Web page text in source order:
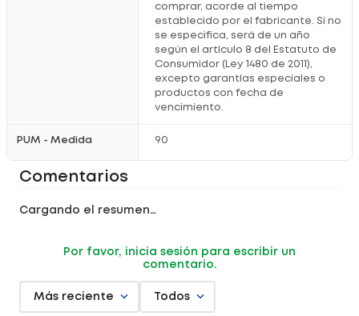
Mantener en su empaque original hasta el consumo.
Registro sanitario vigente para tuseguridad.
¿Por qué comprarlo en Locatel?
Producto original que brinda confianza .
segura
Promociones activas para tubienestar
comprar, acorde al tiempo
establecido por el fabricante. Si no
se especifica, será de un año
según el artículo 8 del Estatuto de
Consumidor (Ley 1480 de 2011),
excepto garantías especiales o
productos con fecha de
vencimiento.
PUM - Medida 90
Comentarios
Cargando el resumen…
Por favor, inicia sesión para escribir un
comentario.
Más reciente Todos